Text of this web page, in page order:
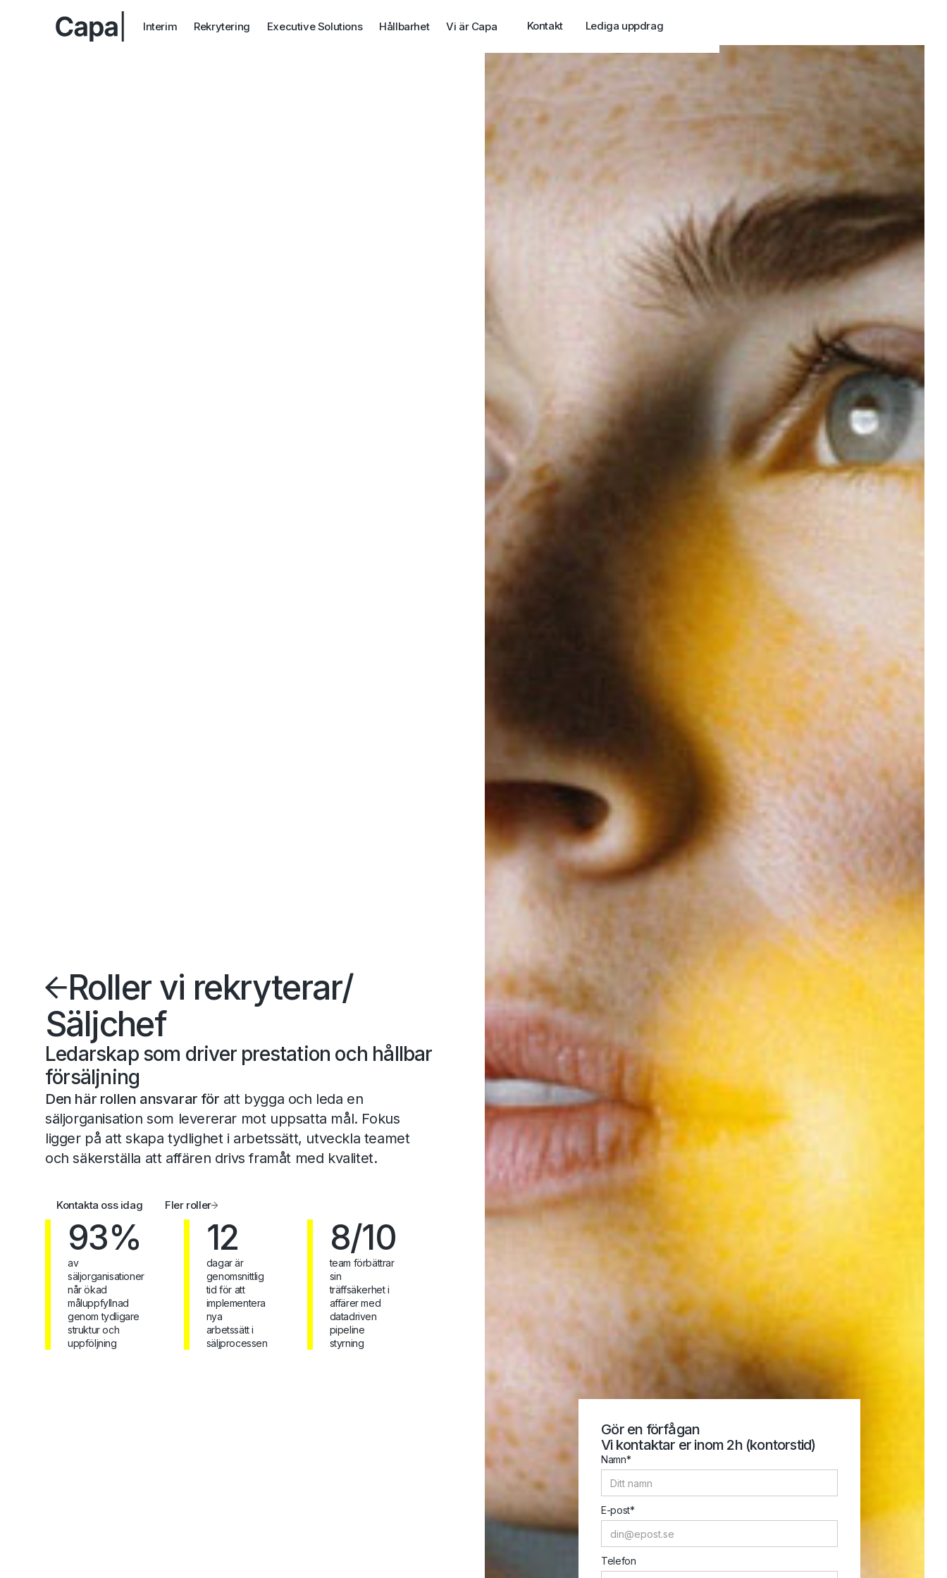
Interim Rekrytering Executive Solutions Hållbarhet Vi är Capa Kontakt Lediga uppdrag
Roller vi rekryterar/
Säljchef
Ledarskap som driver prestation och hållbar
försäljning
Den här rollen ansvarar för att bygga och leda en
säljorganisation som levererar mot uppsatta mål. Fokus
ligger på att skapa tydlighet i arbetssätt, utveckla teamet
och säkerställa att affären drivs framåt med kvalitet.
Kontakta oss idag Fler roller
93%
av
säljorganisationer
når ökad
måluppfyllnad
genom tydligare
struktur och
uppföljning
12
dagar är
genomsnittlig
tid för att
implementera
nya
arbetssätt i
säljprocessen
8/10
team förbättrar
sin
träffsäkerhet i
affärer med
datadriven
pipeline
styrning
Gör en förfågan
Vi kontaktar er inom 2h (kontorstid)
Namn*
E-post*
Telefon